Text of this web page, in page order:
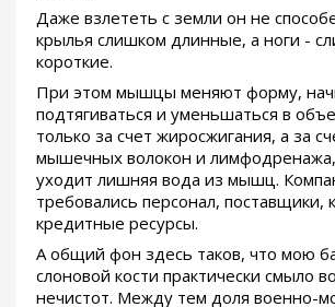
Даже взлететь с земли он не
крылья слишком длинные, а ноги -
короткие.
При этом мышцы меняют форму,
подтягиваться и уменьшаться в
только за счет жиросжигания, а за
мышечных волокон и
уходит лишняя вода из мышц.
требовались персонал, поставщики,
кредитные ресурсы.
А общий фон здесь таков, что мою
слоновой кости практически смыло
нечистот. Между тем доля военно-